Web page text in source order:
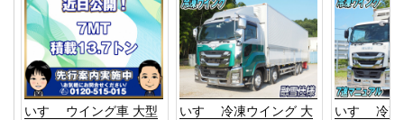
いすゞ ウイング車 大型
いすゞ 冷凍ウイング 大
いすゞ 冷